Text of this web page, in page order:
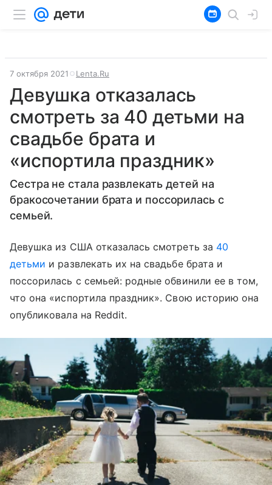
7 октября 2021 Lenta.Ru
Девушка отказалась
смотреть за 40 детьми на
свадьбе брата и
«испортила праздник»
Сестра не стала развлекать детей на
бракосочетании брата и поссорилась с
семьей.
Девушка из США отказалась смотреть за 40
детьми и развлекать их на свадьбе брата и
поссорилась с семьей: родные обвинили ее в том,
что она «испортила праздник». Свою историю она
опубликовала на Reddit.